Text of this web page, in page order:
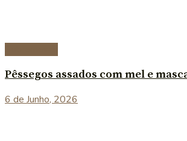
Pêssegos assados com mel e
6 de Junho, 2026